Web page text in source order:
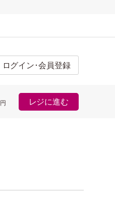
ログイン･会員登録
円 レジに進む